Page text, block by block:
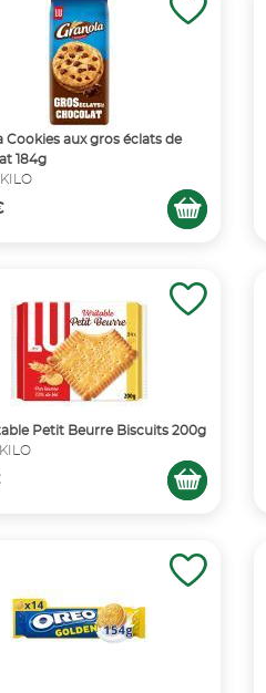
Cookies aux gros éclats de
184g
Petit Beurre Biscuits 200g